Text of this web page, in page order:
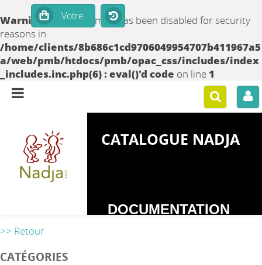
Warning: set_time_limit() has been disabled for security
reasons in
/home/clients/8b686c1cd9706049954707b411967a5
a/web/pmb/htdocs/pmb/opac_css/includes/index
_includes.inc.php(6) : eval()'d code on line 1
CATALOGUE NADJA
DOCUMENTATION
>> Retour
CATÉGORIES